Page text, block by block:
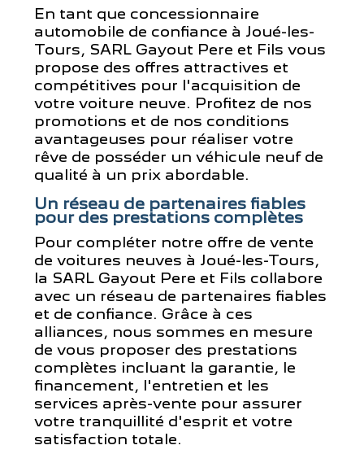
En tant que concessionnaire
automobile de confiance à Joué-les-
Tours, SARL Gayout Pere et Fils vous
propose des offres attractives et
compétitives pour l'acquisition de
votre voiture neuve. Profitez de nos
promotions et de nos conditions
avantageuses pour réaliser votre
rêve de posséder un véhicule neuf de
qualité à un prix abordable.
Un réseau de partenaires fiables
pour des prestations complètes
Pour compléter notre offre de vente
de voitures neuves à Joué-les-Tours,
la SARL Gayout Pere et Fils collabore
avec un réseau de partenaires fiables
et de confiance. Grâce à ces
alliances, nous sommes en mesure
de vous proposer des prestations
complètes incluant la garantie, le
financement, l'entretien et les
services après-vente pour assurer
votre tranquillité d'esprit et votre
satisfaction totale.